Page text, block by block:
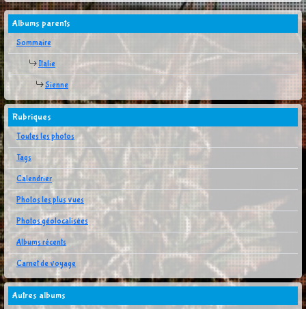
Albums parents
Sommaire
Italie
Sienne
Rubriques
Toutes les photos
Tags
Calendrier
Photos les plus vues
Photos géolocalisées
Albums récents
Carnet de voyage
Autres albums